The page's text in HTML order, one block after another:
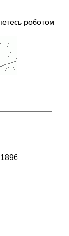
роботом